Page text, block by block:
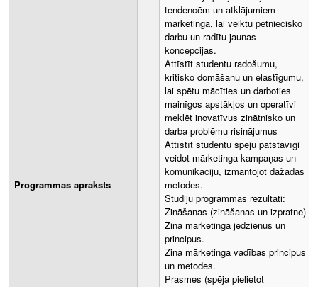
Programmas apraksts
tendencēm un atklājumiem
mārketingā, lai veiktu pētniecisko
darbu un radītu jaunas
koncepcijas.
Attīstīt studentu radošumu,
kritisko domāšanu un elastīgumu,
lai spētu mācīties un darboties
mainīgos apstākļos un operatīvi
meklēt inovatīvus zinātnisko un
darba problēmu risinājumus
Attīstīt studentu spēju patstāvīgi
veidot mārketinga kampaņas un
komunikāciju, izmantojot dažādas
metodes.
Studiju programmas rezultāti:
Zināšanas (zināšanas un izpratne)
Zina mārketinga jēdzienus un
principus.
Zina mārketinga vadības principus
un metodes.
Prasmes (spēja pielietot